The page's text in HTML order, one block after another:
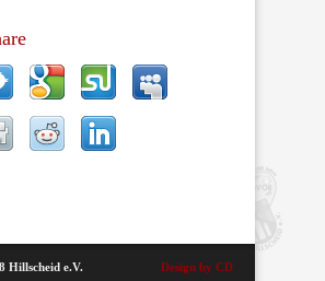
Hillscheid e.V. Design by CD